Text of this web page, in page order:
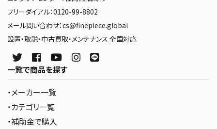
フリーダイアル：0120-99-8802
メール問い合わせ：cs@finepiece.global
設置・取説・中古買取・メンテナンス 全国対応
一覧で商品を探す
・メーカー一覧
・カテゴリ一覧
・補助金で購入